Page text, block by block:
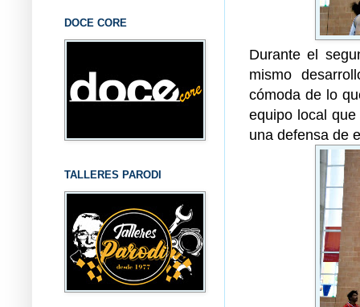
Durante el
mismo
cómoda de lo
equipo local
una defensa de
DOCE CORE
TALLERES PARODI